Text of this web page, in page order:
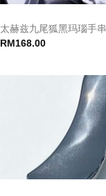
太赫兹九尾狐黑玛瑙手串
RM168.00